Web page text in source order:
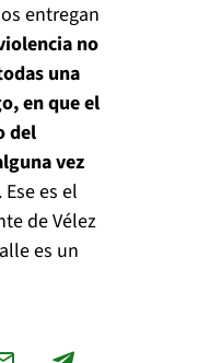
entregan
no
una
en que el
del
vez
es el
de Vélez
es un